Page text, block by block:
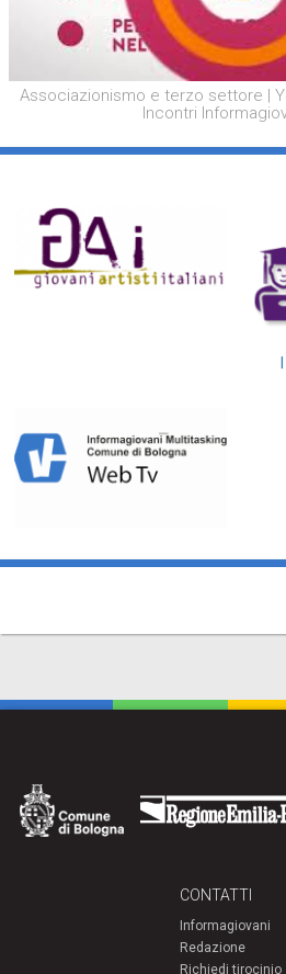
Associazionismo e terzo settore |
Incontri
CONTATTI
Informagiovani
Redazione
Richiedi tirocinio